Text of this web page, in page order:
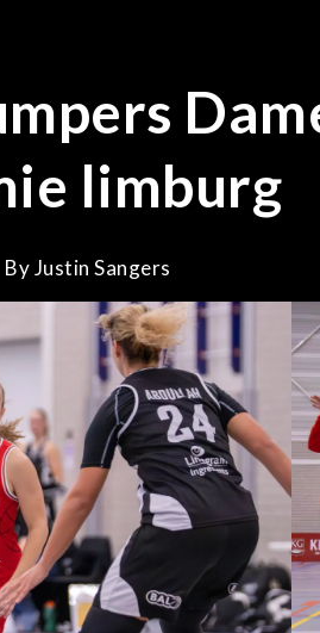
limburg
ByJustin Sangers